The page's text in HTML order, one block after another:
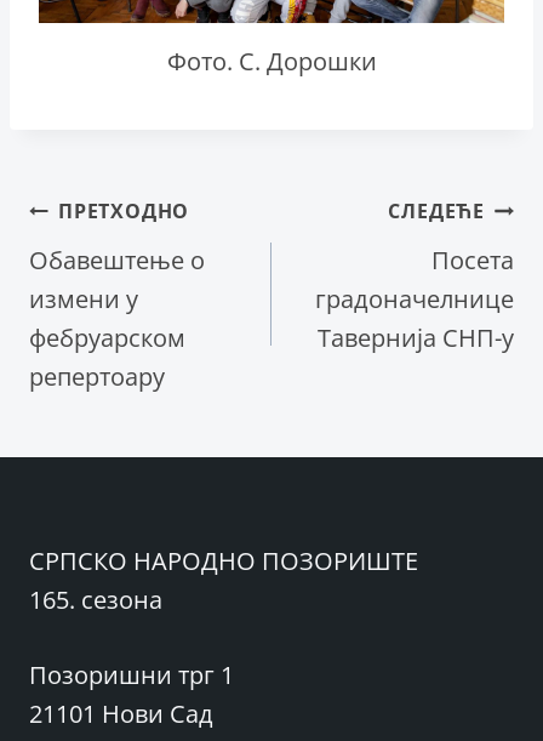
Фото. С. Дорошки
Кретање
чланка
ПРЕТХОДНО
Обавештење о
измени у
фебруарском
репертоару
СЛЕДЕЋЕ
Посета
градоначелнице
Тавернија СНП-у
СРПСКО НАРОДНО ПОЗОРИШТЕ
165. сезона
Позоришни трг 1
21101 Нови Сад